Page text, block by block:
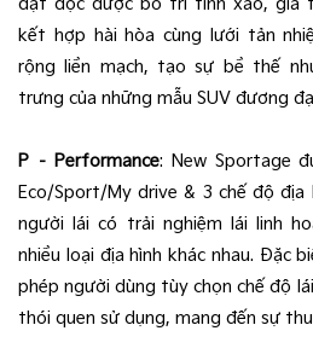
kết hợp hài hòa cùng lưới tản
rộng liền mạch, tạo sự bề thế
trưng của những mẫu SUV đương
P – Performance: New Sportage
Eco/Sport/My drive & 3 chế độ địa
người lái có trải nghiệm lái linh
nhiều loại địa hình khác nhau. Đặc
phép người dùng tùy chọn chế độ
thói quen sử dụng, mang đến sự